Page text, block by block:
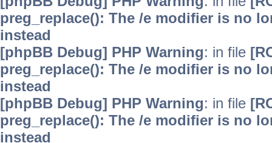
preg_replace(): The /e modifier is no
instead
[phpBB Debug] PHP Warning: in file
preg_replace(): The /e modifier is no
instead
[phpBB Debug] PHP Warning: in file
preg_replace(): The /e modifier is no
instead